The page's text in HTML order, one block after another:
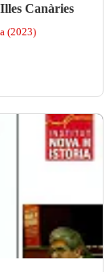
Canàries
(2023)